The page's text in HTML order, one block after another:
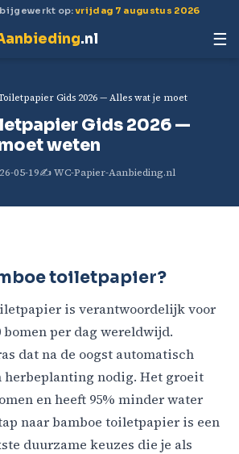
bijgewerkt op:vrijdag 7 augustus 2026
.nl ☰
Gids 2026 — Alles wat je moet
Gids 2026 —
weten
05-19✍️ WC-Papier-Aanbieding.nl
toiletpapier?
is verantwoordelijk voor
bomen per dag wereldwijd.
dat na de oogst automatisch
nodig. Het groeit
en heeft 95% minder water
naar bamboe toiletpapier is een
duurzame keuzes die je als